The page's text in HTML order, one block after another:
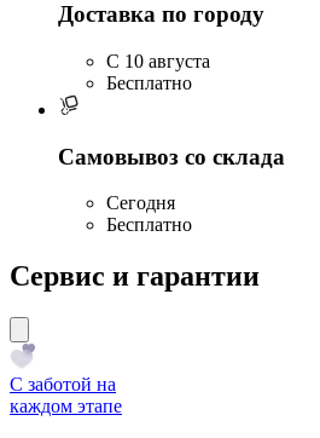
Доставка по городу
C 10 августа
Бесплатно
Самовывоз со склада
Сегодня
Бесплатно
Сервис и гарантии
С заботой на
каждом этапе